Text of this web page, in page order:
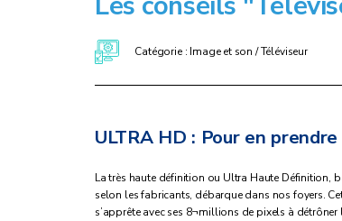
Catégorie : Image et son / Téléviseur
ULTRA HD : Pour en
La très haute définition ou Ultra Haute Définition,
selon les fabricants, débarque dans nos foyers.
s’apprête avec ses 8¬millions de pixels à